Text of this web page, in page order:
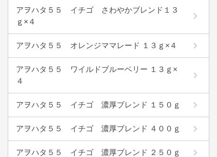
アヲハタ５５ イチゴ さわやかブレンド１３
ｇ×４
アヲハタ５５ オレンジママレード １３ｇ×４
アヲハタ５５ ワイルドブルーベリー １３ｇ×
４
アヲハタ５５ イチゴ 濃厚ブレンド １５０ｇ
アヲハタ５５ イチゴ 濃厚ブレンド ４００ｇ
アヲハタ５５ イチゴ 濃厚ブレンド ２５０ｇ